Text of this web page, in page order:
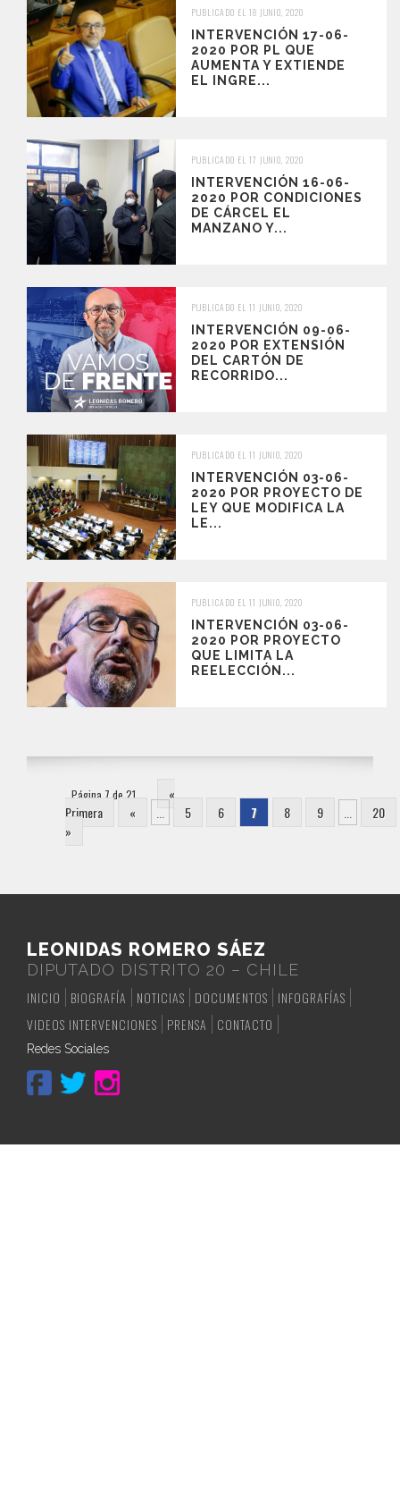
PUBLICADO EL 18 JUNIO, 2020
INTERVENCIÓN 17-06-
2020 POR PL QUE
AUMENTA Y EXTIENDE
EL INGRE...
PUBLICADO EL 17 JUNIO, 2020
INTERVENCIÓN 16-06-
2020 POR CONDICIONES
DE CÁRCEL EL
MANZANO Y...
PUBLICADO EL 11 JUNIO, 2020
INTERVENCIÓN 09-06-
2020 POR EXTENSIÓN
DEL CARTÓN DE
RECORRIDO...
PUBLICADO EL 11 JUNIO, 2020
INTERVENCIÓN 03-06-
2020 POR PROYECTO DE
LEY QUE MODIFICA LA
LE...
PUBLICADO EL 11 JUNIO, 2020
INTERVENCIÓN 03-06-
2020 POR PROYECTO
QUE LIMITA LA
REELECCIÓN...
Página 7 de 21
«
Primera
« 5 6 7 8 9
20
»
LEONIDAS ROMERO SÁEZ
DIPUTADO DISTRITO 20 – CHILE
INICIO
BIOGRAFÍA NOTICIAS DOCUMENTOS
INFOGRAFÍAS
VIDEOS INTERVENCIONES
PRENSA CONTACTO
Redes Sociales